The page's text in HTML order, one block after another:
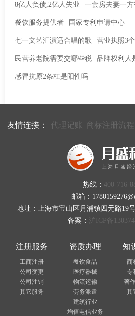
8亿人负债,2亿人失业 一套房夫妻一
餐饮服务提供者 国家专利申请中心
七一文艺汇演适合唱的歌 营业执照3
民营养老院需要交哪些税 品牌权利人
感冒抗原2条杠是阳性吗
友情连接： 代理记账 商标注册流程
热线： 400-716-
邮箱：
地址：上海市宝山区月浦镇四元路19
备案： 沪ICP备
注册服务
工商注册
公司变更
公司注销
其它服务
资质办理
餐饮食品
医疗器械
物流运输
劳务派遣
建筑行业
增值电信业务
知
商
专
著
其